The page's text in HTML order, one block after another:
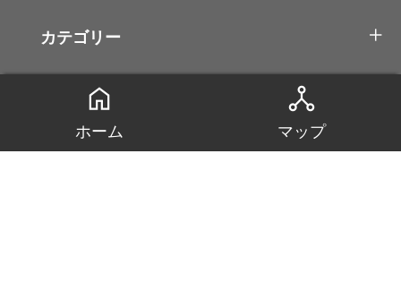
home
ホーム
network_node
マップ
カテゴリー